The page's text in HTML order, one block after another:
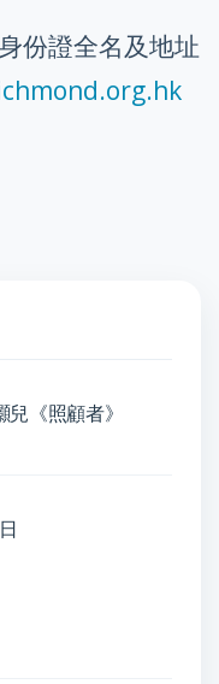
份證全名及地址
《照顧者》